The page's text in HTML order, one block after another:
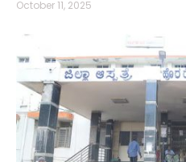
October 11, 2025